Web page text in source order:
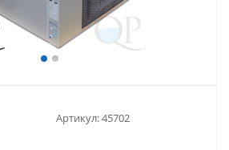
Артикул:45702